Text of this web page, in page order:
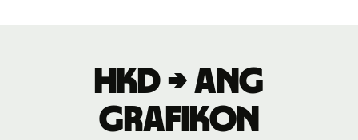
HKD → ANG
grafikon